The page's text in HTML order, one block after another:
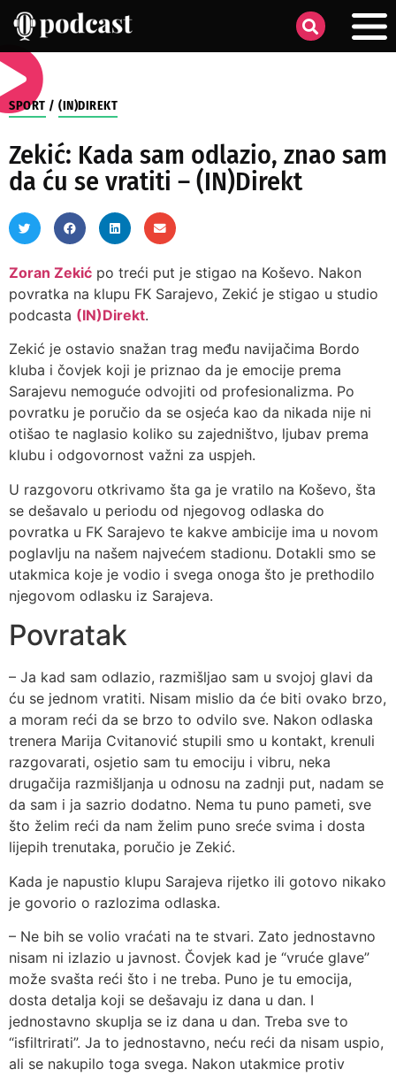
SPORT / (IN)DIREKT
Zekić: Kada sam odlazio, znao sam
da ću se vratiti – (IN)Direkt
Zoran Zekić po treći put je stigao na Koševo. Nakon
povratka na klupu FK Sarajevo, Zekić je stigao u studio
podcasta (IN)Direkt.
Zekić je ostavio snažan trag među navijačima Bordo
kluba i čovjek koji je priznao da je emocije prema
Sarajevu nemoguće odvojiti od profesionalizma. Po
povratku je poručio da se osjeća kao da nikada nije ni
otišao te naglasio koliko su zajedništvo, ljubav prema
klubu i odgovornost važni za uspjeh.
U razgovoru otkrivamo šta ga je vratilo na Koševo, šta
se dešavalo u periodu od njegovog odlaska do
povratka u FK Sarajevo te kakve ambicije ima u novom
poglavlju na našem najvećem stadionu. Dotakli smo se
utakmica koje je vodio i svega onoga što je prethodilo
njegovom odlasku iz Sarajeva.
Povratak
– Ja kad sam odlazio, razmišljao sam u svojoj glavi da
ću se jednom vratiti. Nisam mislio da će biti ovako brzo,
a moram reći da se brzo to odvilo sve. Nakon odlaska
trenera Marija Cvitanović stupili smo u kontakt, krenuli
razgovarati, osjetio sam tu emociju i vibru, neka
drugačija razmišljanja u odnosu na zadnji put, nadam se
da sam i ja sazrio dodatno. Nema tu puno pameti, sve
što želim reći da nam želim puno sreće svima i dosta
lijepih trenutaka, poručio je Zekić.
Kada je napustio klupu Sarajeva rijetko ili gotovo nikako
je govorio o razlozima odlaska.
– Ne bih se volio vraćati na te stvari. Zato jednostavno
nisam ni izlazio u javnost. Čovjek kad je “vruće glave”
može svašta reći što i ne treba. Puno je tu emocija,
dosta detalja koji se dešavaju iz dana u dan. I
jednostavno skuplja se iz dana u dan. Treba sve to
“isfiltrirati”. Ja to jednostavno, neću reći da nisam uspio,
ali se nakupilo toga svega. Nakon utakmice protiv